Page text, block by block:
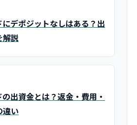
デポジットなしはある？出
解説
出資金とは？返金・費用・
違い